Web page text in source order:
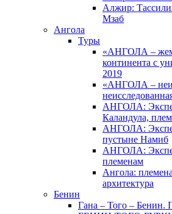
Алжир:
Мзаб
Ангола
Туры
«АНГОЛА –
континента с
2019
«АНГОЛА –
АНГОЛА:
Каландула,
АНГОЛА:
пустыне Намиб
АНГОЛА:
племенам
Ангола:
архитектура
Бенин
Гана – Того – Бенин.